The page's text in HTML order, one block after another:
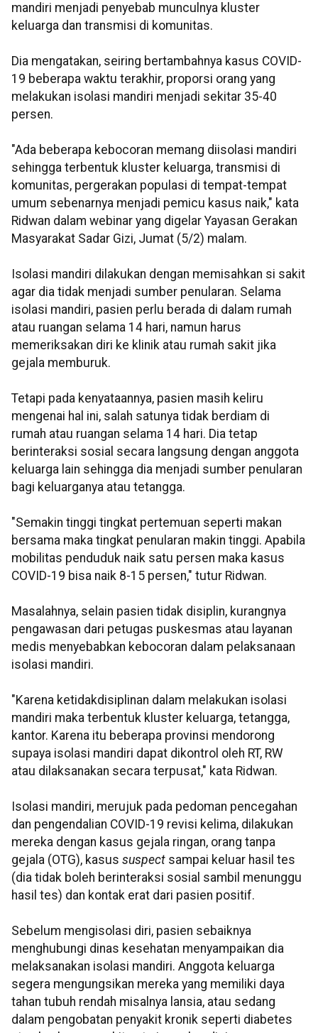
mandiri menjadi penyebab munculnya kluster
keluarga dan transmisi di komunitas.
Dia mengatakan, seiring bertambahnya kasus COVID-
19 beberapa waktu terakhir, proporsi orang yang
melakukan isolasi mandiri menjadi sekitar 35-40
persen.
"Ada beberapa kebocoran memang diisolasi mandiri
sehingga terbentuk kluster keluarga, transmisi di
komunitas, pergerakan populasi di tempat-tempat
umum sebenarnya menjadi pemicu kasus naik," kata
Ridwan dalam webinar yang digelar Yayasan Gerakan
Masyarakat Sadar Gizi, Jumat (5/2) malam.
Isolasi mandiri dilakukan dengan memisahkan si sakit
agar dia tidak menjadi sumber penularan. Selama
isolasi mandiri, pasien perlu berada di dalam rumah
atau ruangan selama 14 hari, namun harus
memeriksakan diri ke klinik atau rumah sakit jika
gejala memburuk.
Tetapi pada kenyataannya, pasien masih keliru
mengenai hal ini, salah satunya tidak berdiam di
rumah atau ruangan selama 14 hari. Dia tetap
berinteraksi sosial secara langsung dengan anggota
keluarga lain sehingga dia menjadi sumber penularan
bagi keluarganya atau tetangga.
"Semakin tinggi tingkat pertemuan seperti makan
bersama maka tingkat penularan makin tinggi. Apabila
mobilitas penduduk naik satu persen maka kasus
COVID-19 bisa naik 8-15 persen," tutur Ridwan.
Masalahnya, selain pasien tidak disiplin, kurangnya
pengawasan dari petugas puskesmas atau layanan
medis menyebabkan kebocoran dalam pelaksanaan
isolasi mandiri.
"Karena ketidakdisiplinan dalam melakukan isolasi
mandiri maka terbentuk kluster keluarga, tetangga,
kantor. Karena itu beberapa provinsi mendorong
supaya isolasi mandiri dapat dikontrol oleh RT, RW
atau dilaksanakan secara terpusat," kata Ridwan.
Isolasi mandiri, merujuk pada pedoman pencegahan
dan pengendalian COVID-19 revisi kelima, dilakukan
mereka dengan kasus gejala ringan, orang tanpa
gejala (OTG), kasus suspect sampai keluar hasil tes
(dia tidak boleh berinteraksi sosial sambil menunggu
hasil tes) dan kontak erat dari pasien positif.
Sebelum mengisolasi diri, pasien sebaiknya
menghubungi dinas kesehatan menyampaikan dia
melaksanakan isolasi mandiri. Anggota keluarga
segera mengungsikan mereka yang memiliki daya
tahan tubuh rendah misalnya lansia, atau sedang
dalam pengobatan penyakit kronik seperti diabetes